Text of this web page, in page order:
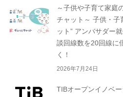
～子供や子育て家庭
チャット～ 子供・子
ット” アンバサダー
談回線数を20回線に
く！
2026年7月24日
TIBオープンイノベ